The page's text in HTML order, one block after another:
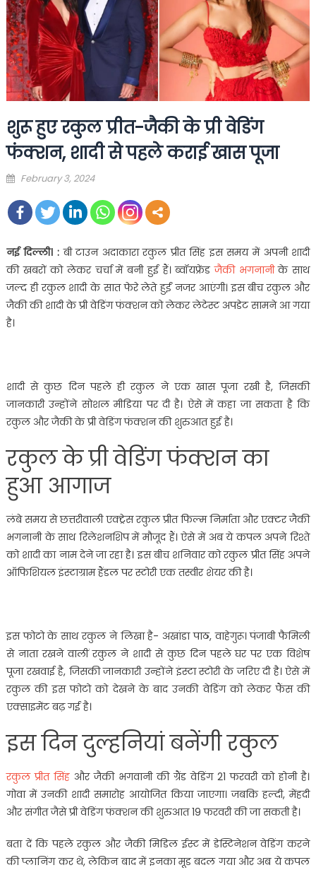
शुरू हुए रकुल प्रीत-जैकी के प्री वेडिंग
फंक्शन, शादी से पहले कराई खास पूजा
Posted
February 3, 2024
नई दिल्ली। :बी टाउन अदाकारा रकुल प्रीत सिंह इस समय में अपनी शादी
की खबरों को लेकर चर्चा में बनी हुई हैं। ब्वॉयफ्रेंडजैकी भगनानीके साथ
जल्द ही रकुल शादी के सात फेरे लेते हुईं नजर आएंगी। इस बीच रकुल और
जैकी की शादी के प्री वेडिंग फंक्शन को लेकर लेटेस्ट अपडेट सामने आ गया
है।
शादी से कुछ दिन पहले ही रकुल ने एक खास पूजा रखी है, जिसकी
जानकारी उन्होंने सोशल मीडिया पर दी है। ऐसे में कहा जा सकता है कि
रकुल और जैकी के प्री वेडिंग फंक्शन की शुरुआत हुई है।
रकुल के प्री वेडिंग फंक्शन का
हुआ आगाज
लंबे समय से छत्तरीवाली एक्ट्रेस रकुल प्रीत फिल्म निर्माता और एक्टर जैकी
भगनानी के साथ रिलेशनशिप में मौजूद हैं। ऐसे में अब ये कपल अपने रिश्ते
को शादी का नाम देने जा रहा है। इस बीच शनिवार को रकुल प्रीत सिंह अपने
ऑफिशियल इंस्टाग्राम हैंडल पर स्टोरी एक तस्वीर शेयर की है।
इस फोटो के साथ रकुल ने लिखा है- अखांडा पाठ, वाहेगुरू। पंजाबी फैमिली
से नाता रखने वालीं रकुल ने शादी से कुछ दिन पहले घर पर एक विशेष
पूजा रखवाई है, जिसकी जानकारी उन्होंने इंस्टा स्टोरी के जरिए दी है। ऐसे में
रकुल की इस फोटो को देखने के बाद उनकी वेडिंग को लेकर फैंस की
एक्साइमेंट बढ़ गई है।
इस दिन दुल्हनियां बनेंगी रकुल
रकुल प्रीत सिंहऔर जैकी भगवानी की ग्रैंड वेडिंग 21 फरवरी को होनी है।
गोवा में उनकी शादी समारोह आयोजित किया जाएगा। जबकि हल्दी, मेंहदी
और संगीत जैसे प्री वेडिंग फंक्शन की शुरुआत 19 फरवरी की जा सकती है।
बता दें कि पहले रकुल और जैकी मिडिल ईस्ट में डेस्टिनेशन वेडिंग करने
की प्लानिंग कर थे, लेकिन बाद में इनका मूड बदल गया और अब ये कपल